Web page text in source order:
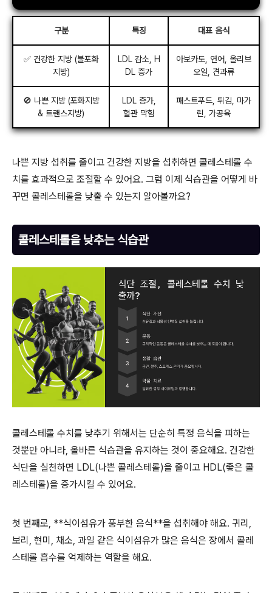
구분 특징 대표 음식
✅ 건강한 지방 (불포화
지방)
LDL 감소, H
DL 증가
아보카도, 연어, 올리브
오일, 견과류
🚫 나쁜 지방 (포화지방
& 트랜스지방)
LDL 증가,
혈관 막힘
패스트푸드, 튀김, 마가
린, 가공육
나쁜 지방 섭취를 줄이고 건강한 지방을 섭취하면 콜레스테롤 수
치를 효과적으로 조절할 수 있어요. 그럼 이제 식습관을 어떻게 바
꾸면 콜레스테롤을 낮출 수 있는지 알아볼까요?
콜레스테롤을 낮추는 식습관
콜레스테롤 수치를 낮추기 위해서는 단순히 특정 음식을 피하는
것뿐만 아니라, 올바른 식습관을 유지하는 것이 중요해요. 건강한
식단을 실천하면 LDL(나쁜 콜레스테롤)을 줄이고 HDL(좋은 콜
레스테롤)을 증가시킬 수 있어요.
첫 번째로, **식이섬유가 풍부한 음식**을 섭취해야 해요. 귀리,
보리, 현미, 채소, 과일 같은 식이섬유가 많은 음식은 장에서 콜레
스테롤 흡수를 억제하는 역할을 해요.